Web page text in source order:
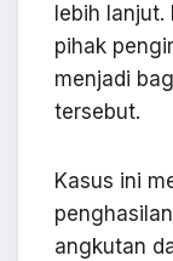
lebih
pihak
menjadi
tersebut.
Kasus ini
angkutan